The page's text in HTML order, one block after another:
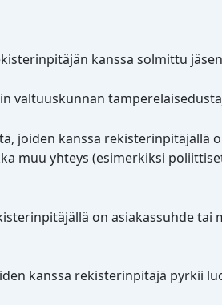
kanssa solmittu
valtuuskunnan
joiden kanssa rekisterinpitäjällä
muu yhteys (esimerkiksi
on asiakassuhde tai
kanssa rekisterinpitäjä pyrkii